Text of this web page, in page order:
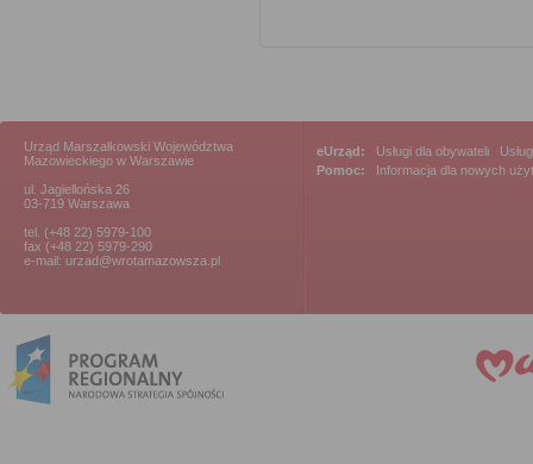
Urząd Marszałkowski Województwa
Mazowieckiego w Warszawie
ul. Jagiellońska 26
03-719 Warszawa
tel. (+48 22) 5979-100
fax (+48 22) 5979-290
e-mail: urzad@wrotamazowsza.pl
eUrząd: Usługi dla obywateli
Pomoc:
Informacja dla nowych